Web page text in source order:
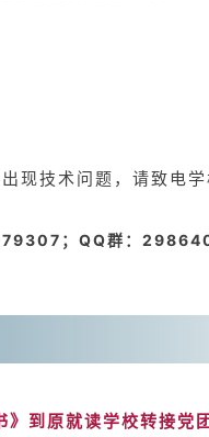
现技术问题，请致电
； QQ群：
》到原就读学校转接党